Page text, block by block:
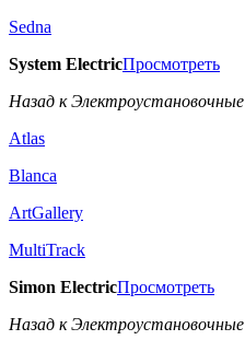
Sedna
System ElectricПросмотреть
Назад к Электроустановочные
Atlas
Blanca
ArtGallery
MultiTrack
Simon ElectricПросмотреть
Назад к Электроустановочные